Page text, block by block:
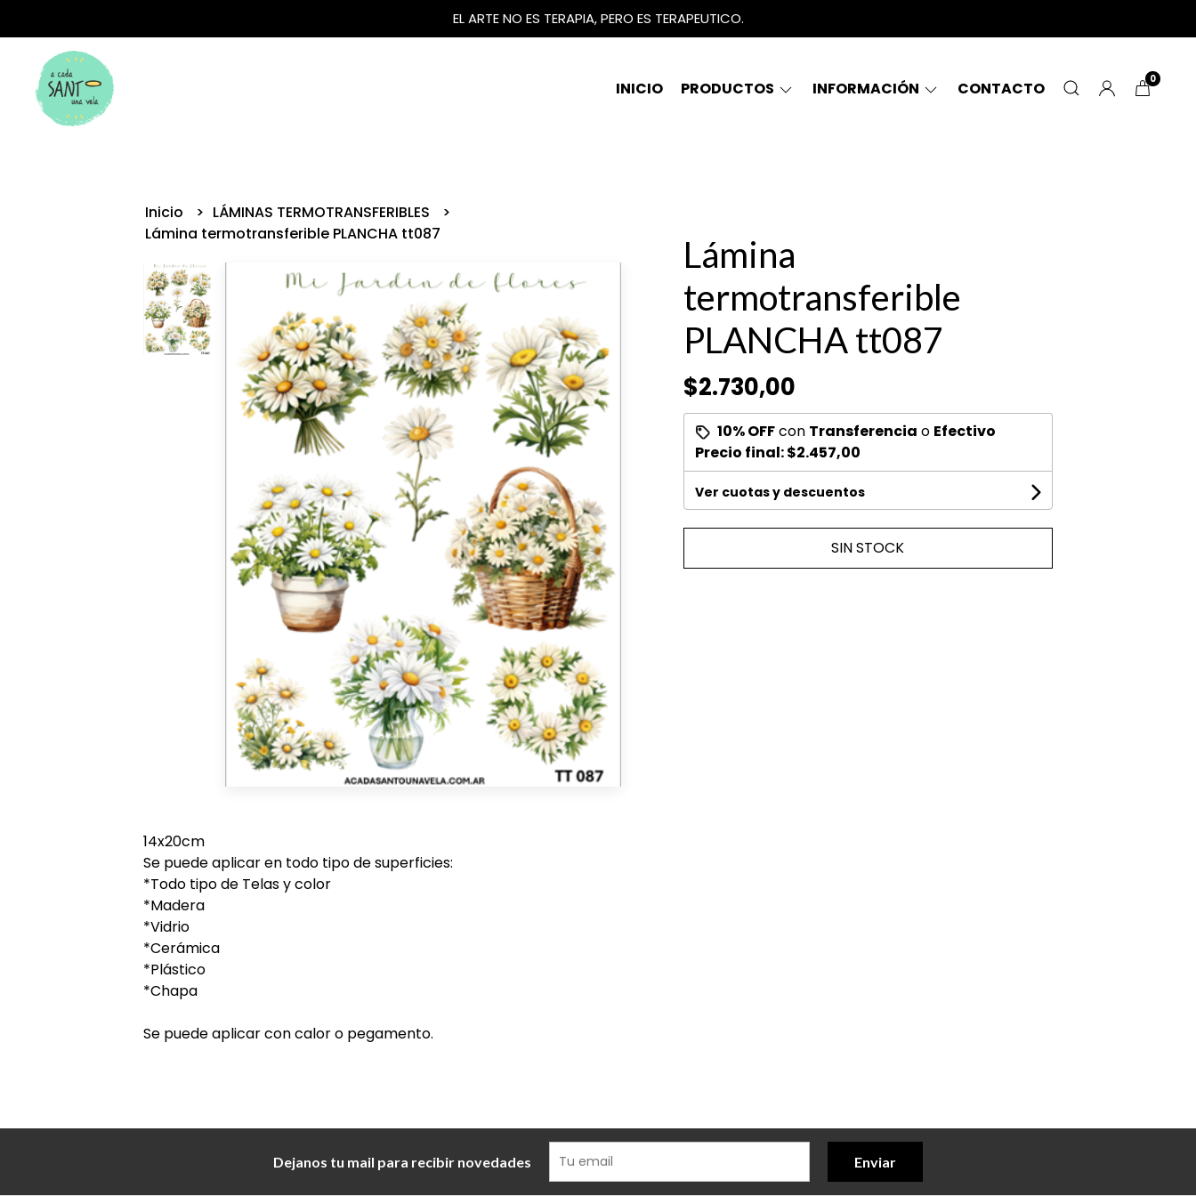
EL ARTE NO ES TERAPIA, PERO ES TERAPEUTICO.
INICIO PRODUCTOS INFORMACIÓN CONTACTO 0
Inicio
LÁMINAS TERMOTRANSFERIBLES
Lámina termotransferible PLANCHA tt087
14x20cm
Se puede aplicar en todo tipo de superficies:
*Todo tipo de Telas y color
*Madera
*Vidrio
*Cerámica
*Plástico
*Chapa
Se puede aplicar con calor o pegamento.
Lámina
termotransferible
PLANCHA tt087
$2.730,00
10% OFFcon Transferencia o Efectivo
Precio final:$2.457,00
Ver cuotas y descuentos
SIN STOCK
Dejanos tu mail para recibir novedades Enviar